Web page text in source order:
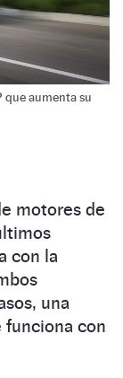
que aumenta su
motores de
con la
una
funciona con